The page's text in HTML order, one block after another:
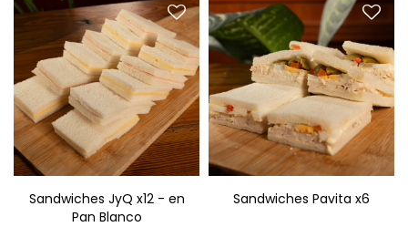
Sandwiches JyQ x12
Relleno: jamón o queso
Pan: blanco
Sandwiches JyQ x12 - en
Pan Blanco
Sandwiches Pavita x6
Relleno: pechuga de
pavita, aceitunas, huevo,
morrón, mayonesa.
Pan: blanco
Sandwiches Pavita x6